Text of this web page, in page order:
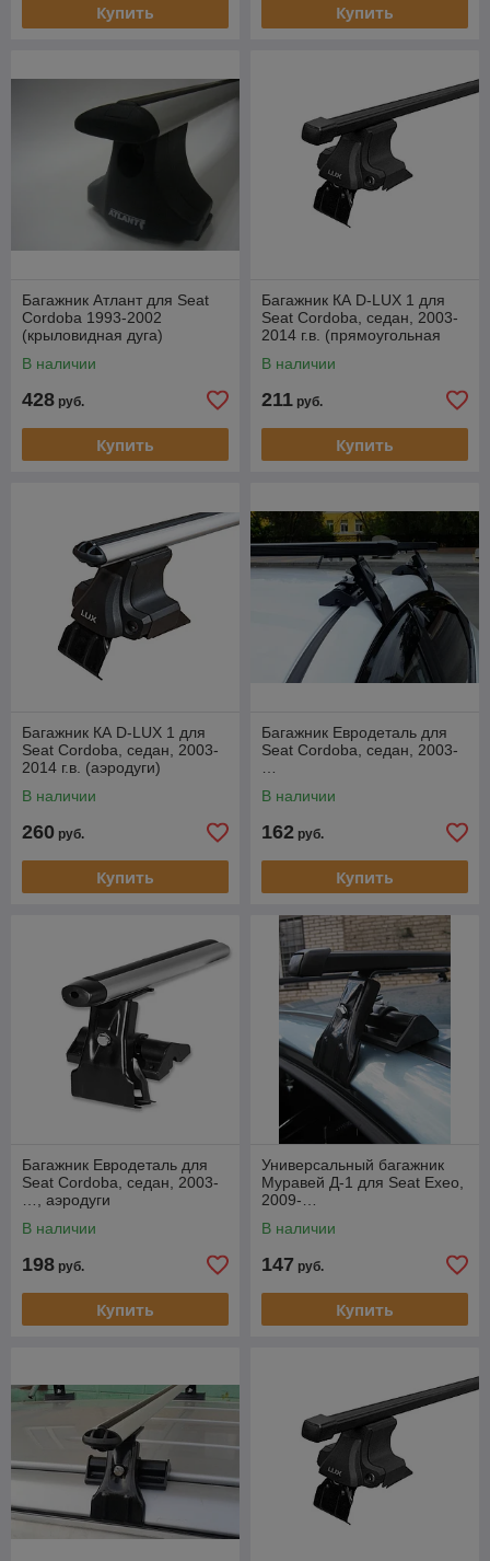
Купить Купить
Багажник Атлант для Seat
Cordoba 1993-2002
(крыловидная дуга)
В наличии
428 руб.
Купить
Багажник КА D-LUX 1 для
Seat Cordoba, седан, 2003-
2014 г.в. (прямоугольная
В наличии
211 руб.
Купить
Багажник КА D-LUX 1 для
Seat Cordoba, седан, 2003-
2014 г.в. (аэродуги)
В наличии
260 руб.
Купить
Багажник Евродеталь для
Seat Cordoba, седан, 2003-
В наличии
162 руб.
Купить
Багажник Евродеталь для
Seat Cordoba, седан, 2003-
…, аэродуги
В наличии
198 руб.
Купить
Универсальный багажник
Муравей Д-1 для Seat Exeo,
2009-…
В наличии
147 руб.
Купить